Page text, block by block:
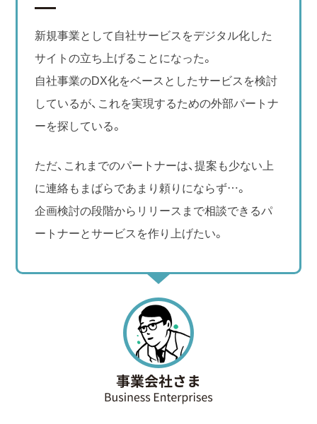
新規事業として自社サービスをデジタル化した
サイトの立ち上げることになった。
自社事業のDX化をベースとしたサービスを検討
しているが、これを実現するための外部パートナ
ーを探している。
ただ、これまでのパートナーは、提案も少ない上
に連絡もまばらであまり頼りにならず…。
企画検討の段階からリリースまで相談できるパ
ートナーとサービスを作り上げたい。